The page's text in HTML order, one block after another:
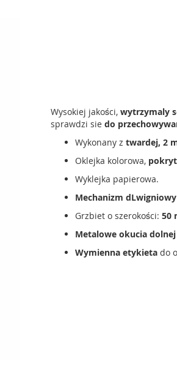
Wysokiej jakości, wytrzymaly
sprawdzi sie do
Wykonany z twardej, 2
Oklejka kolorowa,
Wyklejka papierowa.
Mechanizm dLwigniowy
Grzbiet o szerokości: 50
Metalowe okucia
Wymienna etykieta do